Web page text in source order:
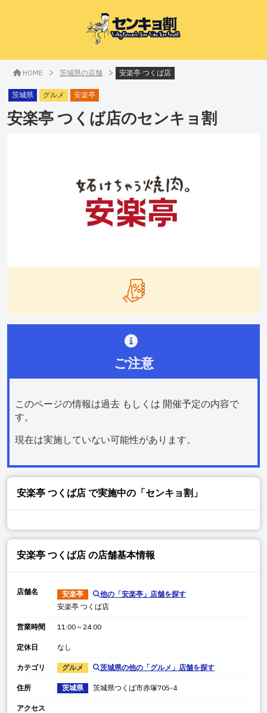
HOME > 茨城県の店舗 > 安楽亭 つくば店
茨城県 グルメ 安楽亭
安楽亭 つくば店のセンキョ割
ご注意
このページの情報は過去 もしくは 開催予定の内容で
す。
現在は実施していない可能性があります。
安楽亭 つくば店 で実施中の「センキョ割」
安楽亭 つくば店 の店舗基本情報
店舗名 安楽亭 他の「安楽亭 」店舗を探す
安楽亭 つくば店
営業時間 11:00～24:00
定休日 なし
カテゴリ グルメ 茨城県の他の「グルメ 」店舗を探す
住所 茨城県 茨城県つくば市赤塚705-4
アクセス